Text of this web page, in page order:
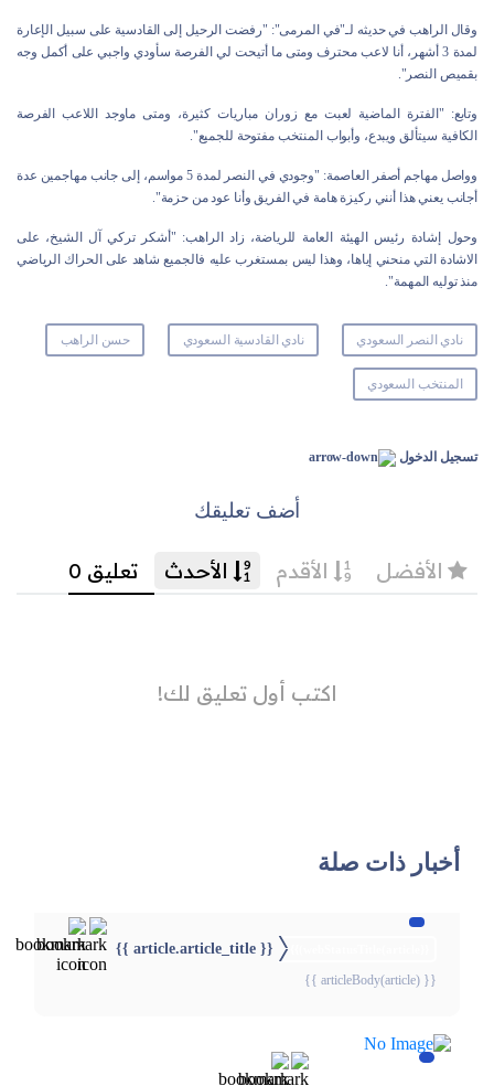
وقال الراهب في حديثه لـ"في المرمى": "رفضت الرحيل إلى القادسية على سبيل الإعارة
لمدة 3 أشهر، أنا لاعب محترف ومتى ما أتيحت لي الفرصة سأودي واجبي على أكمل وجه
بقميص النصر".
وتابع: "الفترة الماضية لعبت مع زوران مباريات كثيرة، ومتى ماوجد اللاعب الفرصة
الكافية سيتألق ويبدع، وأبواب المنتخب مفتوحة للجميع".
وواصل مهاجم أصفر العاصمة: "وجودي في النصر لمدة 5 مواسم، إلى جانب مهاجمين عدة
أجانب يعني هذا أنني ركيزة هامة في الفريق وأنا عود من حزمة".
وحول إشادة رئيس الهيئة العامة للرياضة، زاد الراهب: "أشكر تركي آل الشيخ، على
الاشادة التي منحني إياها، وهذا ليس بمستغرب عليه فالجميع شاهد على الحراك الرياضي
منذ توليه المهمة".
نادي النصر السعودي نادي القادسية السعودي حسن الراهب
المنتخب السعودي
تسجيل الدخول
أضف تعليقك
أخبار ذات صلة
{{ article.article_title }}
{{ articleBody(article) }}